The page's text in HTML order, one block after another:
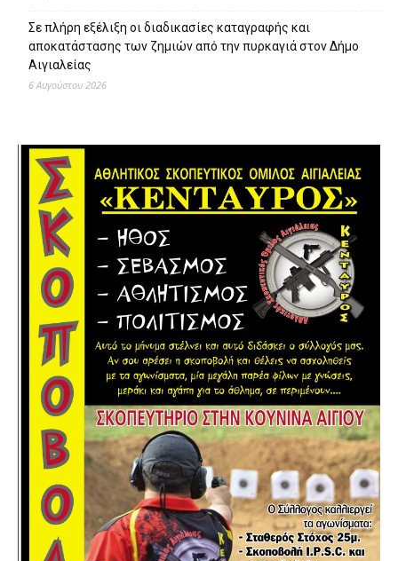
Σε πλήρη εξέλιξη οι διαδικασίες καταγραφής και
αποκατάστασης των ζημιών από την πυρκαγιά στον Δήμο
Αιγιαλείας
6 Αυγούστου 2026